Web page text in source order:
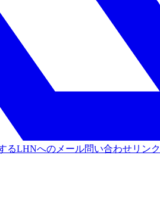
るLHNへのメール問い合わせリンク